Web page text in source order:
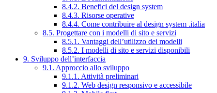
8.4.2. Benefici del design system
8.4.3. Risorse operative
8.4.4. Come contribuire al design system .italia
8.5. Progettare con i modelli di sito e servizi
8.5.1. Vantaggi dell’utilizzo dei modelli
8.5.2. I modelli di sito e servizi disponibili
9. Sviluppo dell’interfaccia
9.1. Approccio allo sviluppo
9.1.1. Attività preliminari
9.1.2. Web design responsivo e accessibile